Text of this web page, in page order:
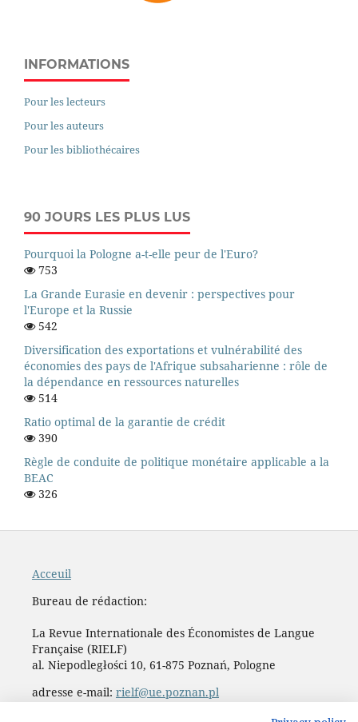
INFORMATIONS
Pour les lecteurs
Pour les auteurs
Pour les bibliothécaires
90 JOURS LES PLUS LUS
Pourquoi la Pologne a-t-elle peur de l'Euro?
753
La Grande Eurasie en devenir : perspectives pour
l'Europe et la Russie
542
Diversification des exportations et vulnérabilité des
économies des pays de l'Afrique subsaharienne : rôle de
la dépendance en ressources naturelles
514
Ratio optimal de la garantie de crédit
390
Règle de conduite de politique monétaire applicable a la
BEAC
326
Acceuil
Bureau de rédaction:
La Revue Internationale des Économistes de Langue
Française (RIELF)
al. Niepodległości 10, 61-875 Poznań, Pologne
adresse e-mail: rielf@ue.poznan.pl
l'Université des Sciences